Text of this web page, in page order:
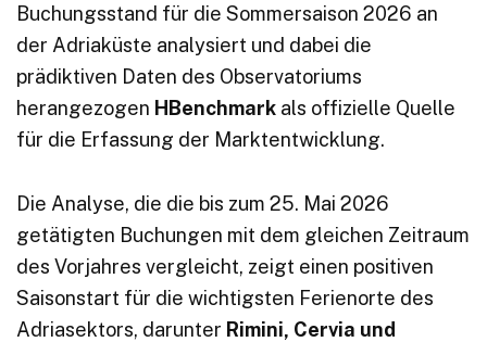
Buchungsstand für die Sommersaison 2026 an
der Adriaküste analysiert und dabei die
prädiktiven Daten des Observatoriums
herangezogen HBenchmark als offizielle Quelle
für die Erfassung der Marktentwicklung.
Die Analyse, die die bis zum 25. Mai 2026
getätigten Buchungen mit dem gleichen Zeitraum
des Vorjahres vergleicht, zeigt einen positiven
Saisonstart für die wichtigsten Ferienorte des
Adriasektors, darunter Rimini, Cervia und